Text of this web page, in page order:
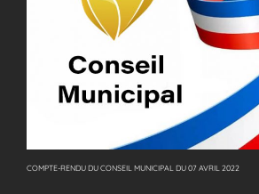
COMPTE-RENDU DU CONSEIL MUNICIPAL DU 07 AVRIL 2022